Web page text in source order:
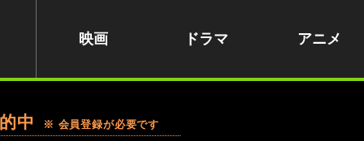
映画 ドラマ アニメ
中 ※ 会員登録が必要です